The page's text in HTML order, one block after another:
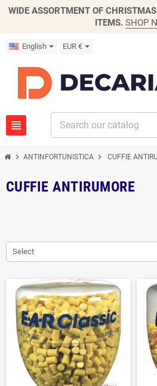
WIDE ASSORTMENT OF
ITEMS. SHOP
English EUR €
view_headline
chevron_right ANTINFORTUNISTICA chevron_right CUFFIE
CUFFIE ANTIRUMORE
Select